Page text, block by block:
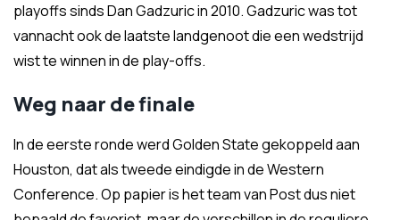
playoffs sinds Dan Gadzuric in 2010. Gadzuric was tot
vannacht ook de laatste landgenoot die een wedstrijd
wist te winnen in de play-offs.
Weg naar de finale
In de eerste ronde werd Golden State gekoppeld aan
Houston, dat als tweede eindigde in de Western
Conference. Op papier is het team van Post dus niet